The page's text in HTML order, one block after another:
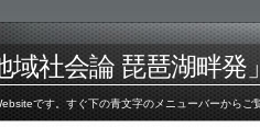
域社会論 琵琶湖畔発
です。すぐ下の青文字のメニューバーから